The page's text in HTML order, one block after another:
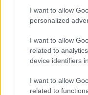
I want to allow
personalized
I want to allow
related to
device identifiers
I want to allow
related to